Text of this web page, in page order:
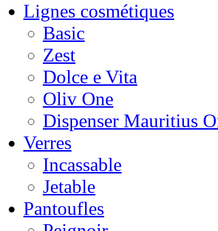
Lignes cosmétiques
Basic
Zest
Dolce e Vita
Oliv One
Dispenser Mauritius
Verres
Incassable
Jetable
Pantoufles